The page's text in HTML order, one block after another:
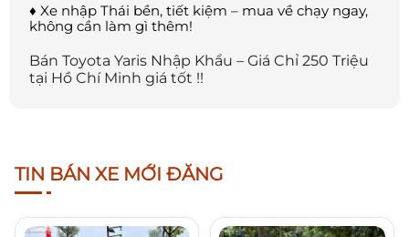
♦ Xe nhập Thái bền, tiết kiệm – mua về chạy ngay,
không cần làm gì thêm!
Bán Toyota Yaris Nhập Khẩu – Giá Chỉ 250 Triệu
tại Hồ Chí Minh giá tốt !!
TIN BÁN XE MỚI ĐĂNG